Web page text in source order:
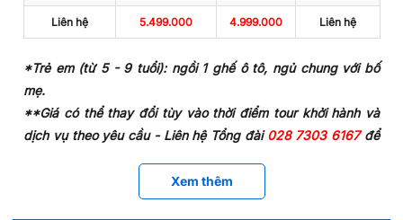
thủ tục trả phòng. Tiếp tục chương trình Quý khách sẽ được
tham quan một số điểm đến thú vị củadu lịch Bảo Lộcnhư:
Thác Đamb’ri -Một ngọn thác nổi tiếng bậc nhất của
Thác Dasara: Ngọn thác 7 tầng hùng vĩ với độ cao lên
đến 60m.
Tại đây Quý khách có thể xem ảo thuật,
xiếc thú: khỉ đạp xích lô, voi đá banh, chó làm toán...
Liên hệ 5.499.000 4.999.000 Liên hệ
*Trẻ em (từ 5 - 9 tuổi): ngồi 1 ghế ô tô, ngủ chung với bố
mẹ.
**Giá có thể thay đổi tùy vào thời điểm tour khởi hành và
dịch vụ theo yêu cầu - Liên hệ Tổng đài028 7303 6167để
GIÁ TOUR BAO GỒM
Xem thêm